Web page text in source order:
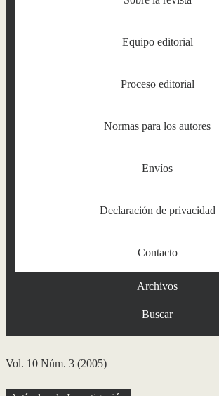
Equipo editorial
Proceso editorial
Normas para los autores
Envíos
Declaración de privacidad
Contacto
Archivos
Buscar
Vol. 10 Núm. 3 (2005)